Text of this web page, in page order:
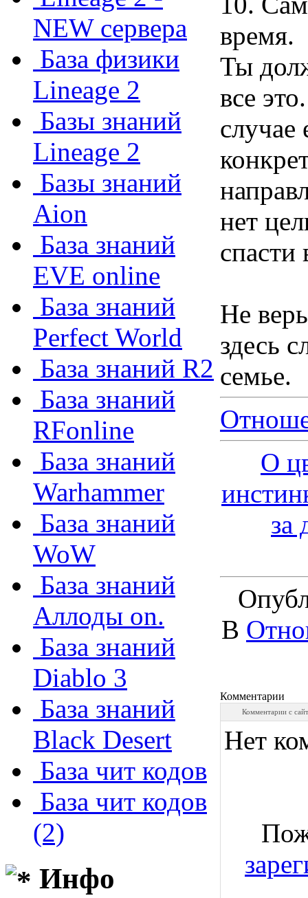
NEW сервера
База физики
Lineage 2
Базы знаний
Lineage 2
Базы знаний
Aion
База знаний
EVE online
База знаний
Perfect World
База знаний R2
База знаний
RFonline
База знаний
Warhammer
База знаний
WoW
База знаний
Аллоды on.
База знаний
Diablo 3
База знаний
Black Desert
База чит кодов
База чит кодов
(2)
Инфо
время.
Ты
все
случае
нет
спасти
Не
здесь
семье.
О
за
В
Комментарии
Комментарии с
Нет